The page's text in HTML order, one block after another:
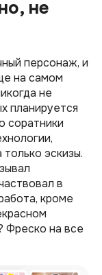
не
персонаж, и
на самом
не
планируется
соратники
эскизы.
в
кроме
Фреско на все